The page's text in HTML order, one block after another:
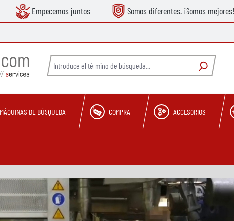
Empecemos juntos Somos diferentes. ¡Somos mejores!
MÁQUINAS DE BÚSQUEDA COMPRA ACCESORIOS